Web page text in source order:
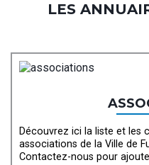
LES
Découvrez ici la liste et les
associations de la Ville de
Contactez-nous pour